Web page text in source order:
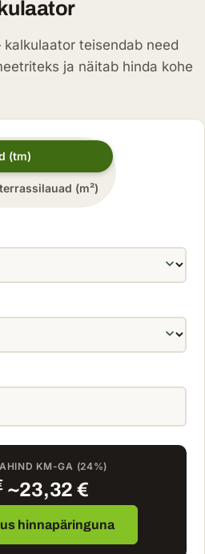
teisendab need
ja näitab hinda kohe
(tm)
(m²)
HIND KM-GA (24%)
~23,32 €
hinnapäringuna